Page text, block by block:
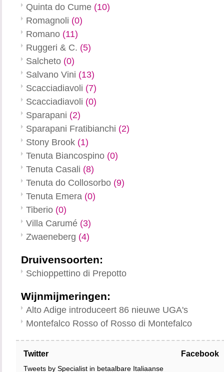
Quinta do Cume (10)
Romagnoli (0)
Romano (11)
Ruggeri & C. (5)
Salcheto (0)
Salvano Vini (13)
Scacciadiavoli (7)
Scacciadiavoli (0)
Sparapani (2)
Sparapani Fratibianchi (2)
Stony Brook (1)
Tenuta Biancospino (0)
Tenuta Casali (8)
Tenuta do Collosorbo (9)
Tenuta Emera (0)
Tiberio (0)
Villa Carumé (3)
Zwaeneberg (4)
Druivensoorten:
Schioppettino di Prepotto
Wijnmijmeringen:
Alto Adige introduceert 86 nieuwe UGA's
Montefalco Rosso of Rosso di Montefalco
Twitter
Tweets by Specialist in betaalbare Italiaanse
Facebook